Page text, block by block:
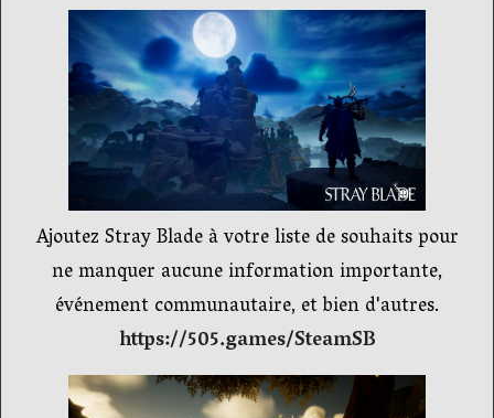
Ajoutez Stray Blade à votre liste de souhaits pour
ne manquer aucune information importante,
événement communautaire, et bien d'autres.
https://505.games/SteamSB